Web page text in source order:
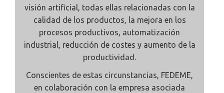
visión artificial, todas ellas relacionadas con la
calidad de los productos, la mejora en los
procesos productivos, automatización
industrial, reducción de costes y aumento de la
productividad.
Conscientes de estas circunstancias, FEDEME,
en colaboración con la empresa asociada